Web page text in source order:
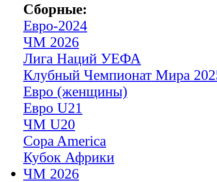
Сборные:
Евро-2024
ЧМ 2026
Лига Наций УЕФА
Клубный Чемпионат Мира
Евро (женщины)
Евро U21
ЧМ U20
Copa America
Кубок Африки
ЧМ 2026